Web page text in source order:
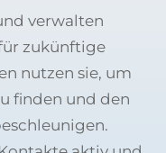
verwalten
zukünftige
nutzen sie, um
finden und den